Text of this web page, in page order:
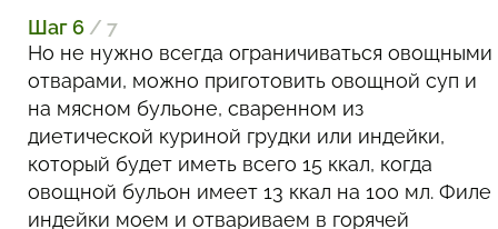
Шаг 6 / 7
Но не нужно всегда ограничиваться овощными
отварами, можно приготовить овощной суп и
на мясном бульоне, сваренном из
диетической куриной грудки или индейки,
который будет иметь всего 15 ккал, когда
овощной бульон имеет 13 ккал на 100 мл. Филе
индейки моем и отвариваем в горячей